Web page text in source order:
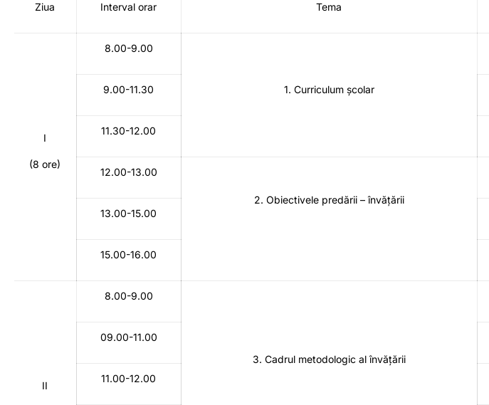
Ziua Interval orar Tema
I
(8 ore)
8.00-9.00
1. Curriculum școlar
9.00-11.30
11.30-12.00
12.00-13.00
2. Obiectivele predării – învățării
13.00-15.00
15.00-16.00
II
8.00-9.00
3. Cadrul metodologic al învățării
09.00-11.00
11.00-12.00